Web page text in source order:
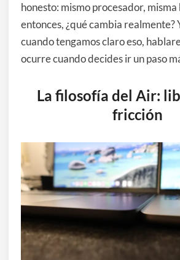
honesto: mismo procesador, misma
entonces, ¿qué cambia realmente?
cuando tengamos claro eso,
ocurre cuando decides ir un paso
La filosofía del Air:
fricción